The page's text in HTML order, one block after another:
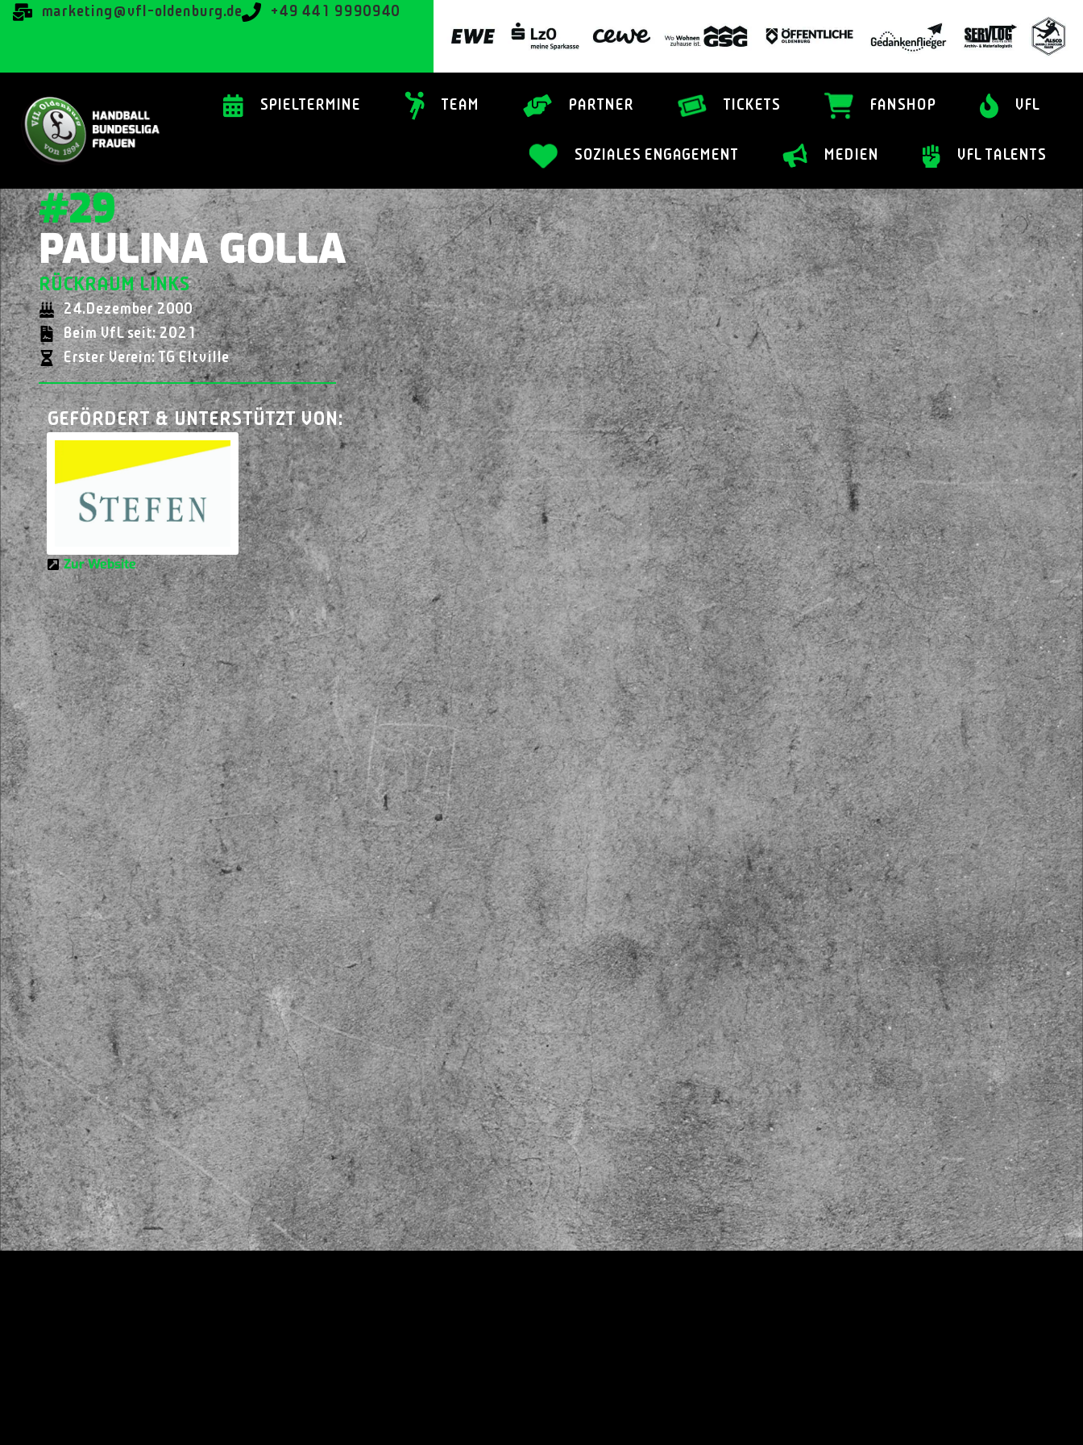
ed.grubnedlo-lfv
@gnitekram +49 441 9990940
SPIELTERMINE TEAM PARTNER TICKETS FANSHOP VFL
SOZIALES ENGAGEMENT MEDIEN VFL TALENTS
#29
PAULINA GOLLA
RÜCKRAUM LINKS
24.Dezember 2000
Beim VfL seit: 2021
Erster Verein: TG Eltville
GEFÖRDERT & UNTERSTÜTZT VON:
Zur Website